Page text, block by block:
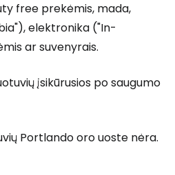
free prekėmis, mada,
elektronika ("In-
ar suvenyrais.
įsikūrusios po saugumo
Portlando oro uoste nėra.